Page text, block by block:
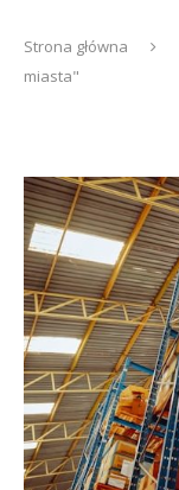
Strona główna
miasta"